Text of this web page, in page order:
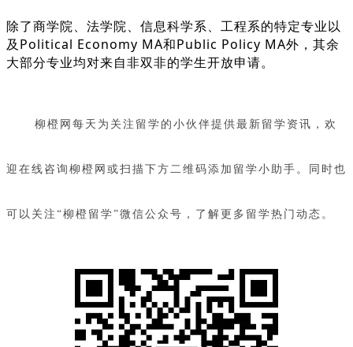
除了商学院、法学院、信息科学系、工程系的特定专业以
及Political Economy MA和Public Policy MA外，其余
大部分专业均对来自非双非的学生开放申请。
柳橙网每天为关注留学的小伙伴提供最新留学资讯，欢
迎在线咨询柳橙网或扫描下方二维码添加留学小助手。同时也
可以关注“柳橙留学”微信公众号，了解更多留学热门动态。